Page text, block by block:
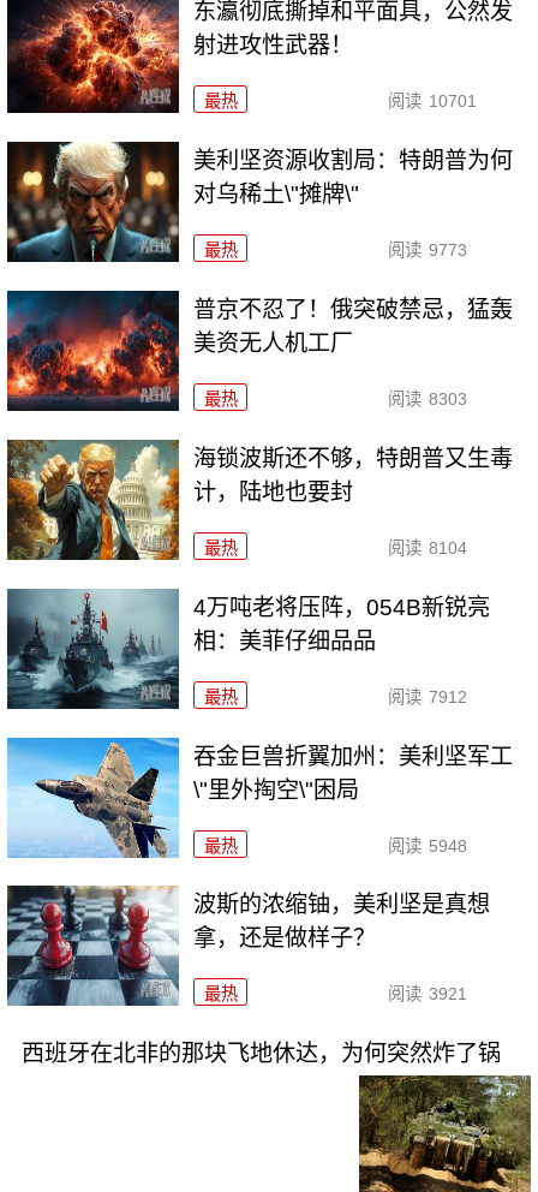
东瀛彻底撕掉和平面具，公然发
射进攻性武器！
最热 阅读 10701
美利坚资源收割局：特朗普为何
对乌稀土\"摊牌\"
最热 阅读 9773
普京不忍了！俄突破禁忌，猛轰
美资无人机工厂
最热 阅读 8303
海锁波斯还不够，特朗普又生毒
计，陆地也要封
最热 阅读 8104
4万吨老将压阵，054B新锐亮
相：美菲仔细品品
最热 阅读 7912
吞金巨兽折翼加州：美利坚军工
\"里外掏空\"困局
最热 阅读 5948
波斯的浓缩铀，美利坚是真想
拿，还是做样子？
最热 阅读 3921
西班牙在北非的那块飞地休达，为何突然炸了锅